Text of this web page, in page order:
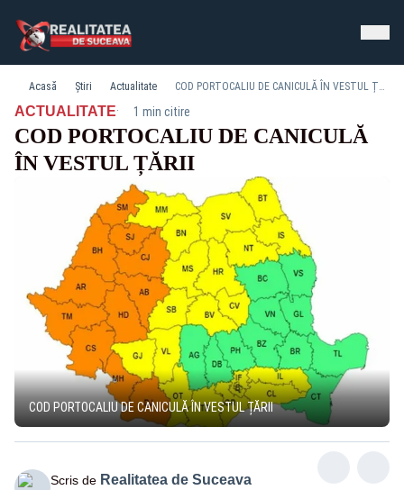
Acasă Știri Actualitate COD PORTOCALIU DE CANICULĂ ÎN VESTUL ȚĂRII
ACTUALITATE· 1 min citire
COD PORTOCALIU DE CANICULĂ
ÎN VESTUL ȚĂRII
COD PORTOCALIU DE CANICULĂ ÎN VESTUL ȚĂRII
Scris de Realitatea de Suceava